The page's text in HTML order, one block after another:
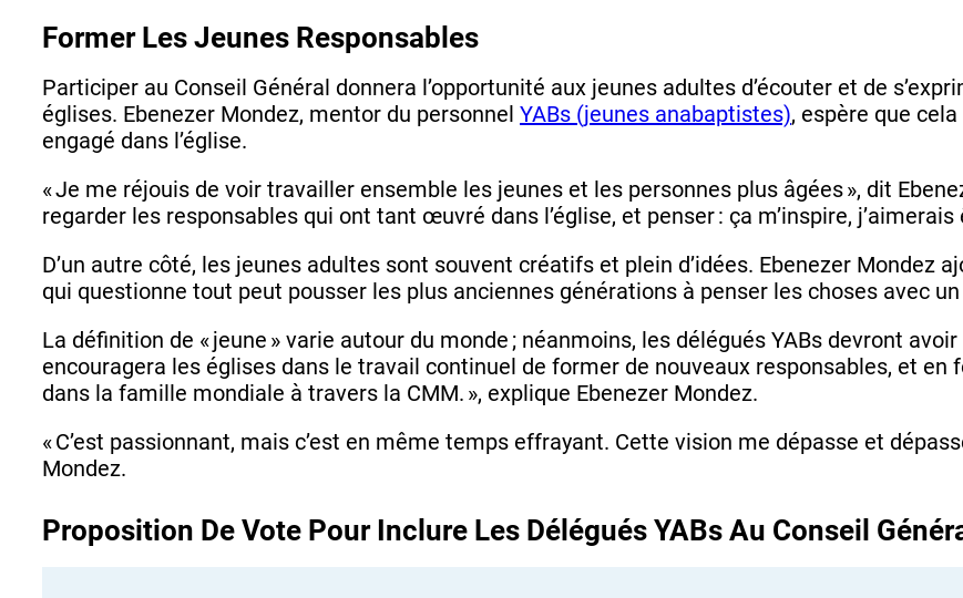
Former Les Jeunes Responsables
Participer au Conseil Général donnera l’opportunité aux jeunes adultes d’écouter et de
églises. Ebenezer Mondez, mentor du personnel YABs (jeunes anabaptistes), espère que
engagé dans l’église.
« Je me réjouis de voir travailler ensemble les jeunes et les personnes plus âgées », dit
regarder les responsables qui ont tant œuvré dans l’église, et penser : ça m’inspire,
D’un autre côté, les jeunes adultes sont souvent créatifs et plein d’idées. Ebenezer Mondez
qui questionne tout peut pousser les plus anciennes générations à penser les choses avec
La définition de « jeune » varie autour du monde ; néanmoins, les délégués YABs devront
encouragera les églises dans le travail continuel de former de nouveaux responsables, et en
dans la famille mondiale à travers la CMM. », explique Ebenezer Mondez.
« C’est passionnant, mais c’est en même temps effrayant. Cette vision me dépasse et
Mondez.
Proposition De Vote Pour Inclure Les Délégués YABs Au Conseil